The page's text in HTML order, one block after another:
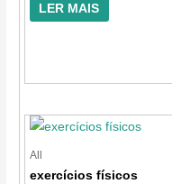
LER MAIS
All
exercícios físicos